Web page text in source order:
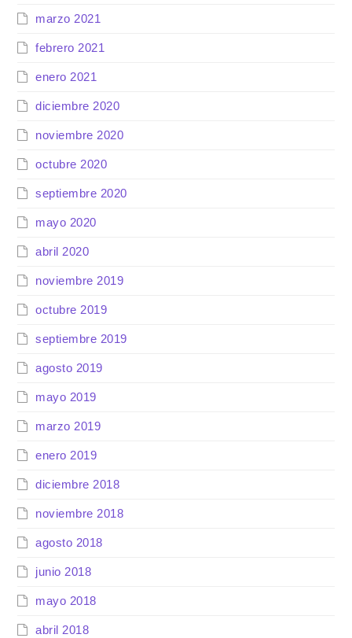
marzo 2021
febrero 2021
enero 2021
diciembre 2020
noviembre 2020
octubre 2020
septiembre 2020
mayo 2020
abril 2020
noviembre 2019
octubre 2019
septiembre 2019
agosto 2019
mayo 2019
marzo 2019
enero 2019
diciembre 2018
noviembre 2018
agosto 2018
junio 2018
mayo 2018
abril 2018